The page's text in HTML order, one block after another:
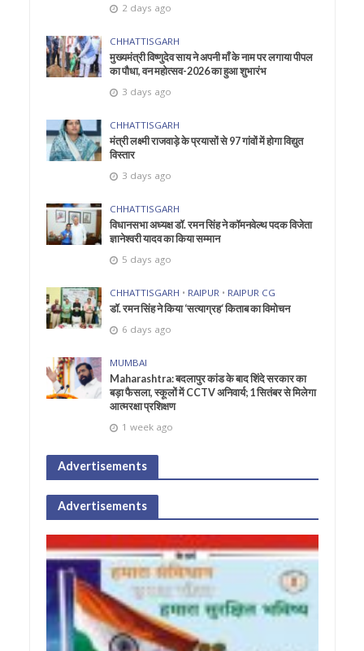
2 days ago
CHHATTISGARH
मुख्यमंत्री विष्णुदेव साय ने अपनी माँ के नाम पर लगाया पीपल
का पौधा, वन महोत्सव-2026 का हुआ शुभारंभ
3 days ago
CHHATTISGARH
मंत्री लक्ष्मी राजवाड़े के प्रयासों से 97 गांवों में होगा विद्युत
विस्तार
3 days ago
CHHATTISGARH
विधानसभा अध्यक्ष डॉ. रमन सिंह ने कॉमनवेल्थ पदक विजेता
ज्ञानेश्वरी यादव का किया सम्मान
5 days ago
CHHATTISGARH • RAIPUR • RAIPUR CG
डॉ. रमन सिंह ने किया ‘सत्याग्रह‘ किताब का विमोचन
6 days ago
MUMBAI
Maharashtra: बदलापुर कांड के बाद शिंदे सरकार का
बड़ा फैसला, स्कूलों में CCTV अनिवार्य; 1 सितंबर से मिलेगा
आत्मरक्षा प्रशिक्षण
1 week ago
Advertisements
Advertisements